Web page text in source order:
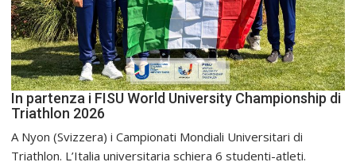
In partenza i FISU World University Championship di
Triathlon 2026
A Nyon (Svizzera) i Campionati Mondiali Universitari di
Triathlon. L’Italia universitaria schiera 6 studenti-atleti.